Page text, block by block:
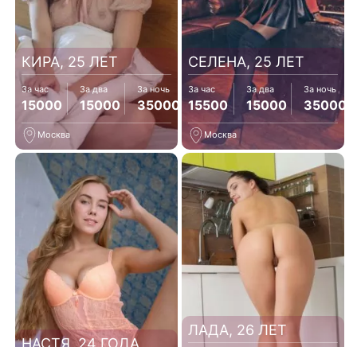
КИРА, 25 ЛЕТ
За час
15000
За два
15000
За ночь
35000
Москва
СЕЛЕНА, 25 ЛЕТ
За час
15500
За два
15000
За ночь
35000
Москва
НАСТЯ, 24 ГОДА
ЛАДА, 26 ЛЕТ